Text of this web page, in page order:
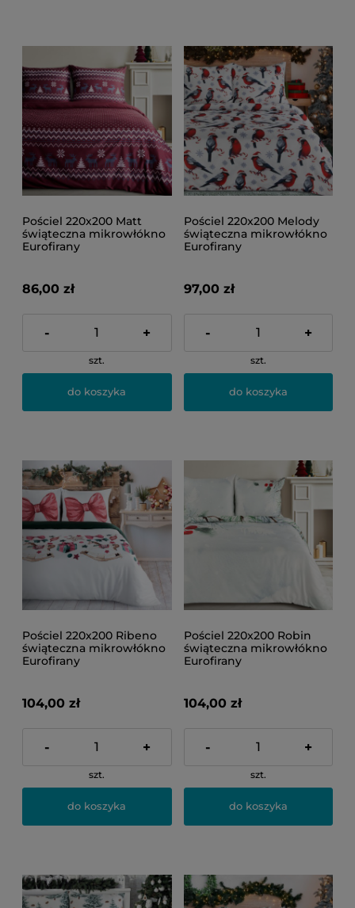
Pościel 220x200 Matt
świąteczna mikrowłókno
Eurofirany
86,00 zł
- +
szt.
do koszyka
Pościel 220x200 Melody
świąteczna mikrowłókno
Eurofirany
97,00 zł
- +
szt.
do koszyka
Pościel 220x200 Ribeno
świąteczna mikrowłókno
Eurofirany
104,00 zł
- +
szt.
do koszyka
Pościel 220x200 Robin
świąteczna mikrowłókno
Eurofirany
104,00 zł
- +
szt.
do koszyka